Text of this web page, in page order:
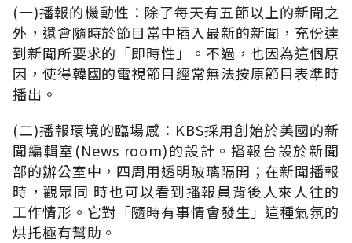
(一)播報的機動性：除了每天有五節以上的新聞之
外，還會隨時於節目當中插入最新的新聞，充份達
到新聞所要求的「即時性」。不過，也因為這個原
因，使得韓國的電視節目經常無法按原節目表準時
播出。
(二)播報環境的臨場感：KBS採用創始於美國的新
聞編輯室(News room)的設計。播報台設於新聞
部的辦公室中，四周用透明玻璃隔開；在新聞播報
時，觀眾同 時也可以看到播報員背後人來人往的
工作情形。它對「隨時有事情會發生」這種氣氛的
烘托極有幫助。